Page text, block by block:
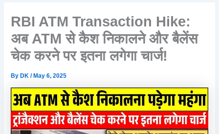
RBI ATM Transaction Hike:
अब ATM से कैश निकालने और बैलेंस
चेक करने पर इतना लगेगा चार्ज!
By DK/ May 6, 2025